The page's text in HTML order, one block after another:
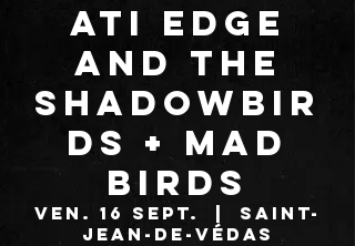
ATI EDGE
AND THE
SHADOWBIR
DS + MAD
BIRDS
ven. 16 sept.
Saint-
Jean-de-Védas